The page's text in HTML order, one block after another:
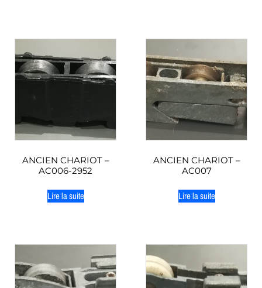
ANCIEN CHARIOT –
AC006-2952
Lire la suite
ANCIEN CHARIOT –
AC007
Lire la suite